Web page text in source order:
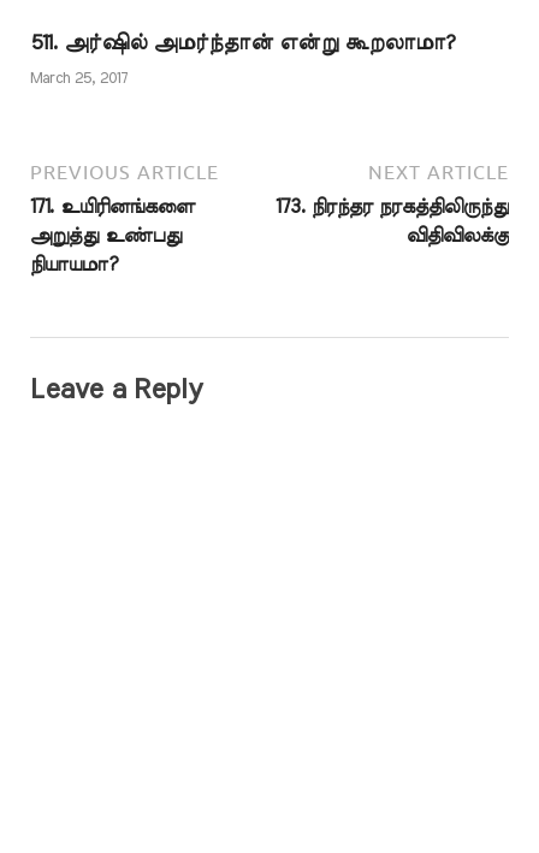
ஆக்கியுள்ளனர். "நீ
பூமியில் அகந்தையுடன்
மலையின்…
511. அர்ஷில் அமர்ந்தான் என்று கூறலாமா?
March 25, 2017
PREVIOUS ARTICLE
171. உயிரினங்களை
அறுத்து உண்பது
நியாயமா?
NEXT ARTICLE
173. நிரந்தர நரகத்திலிருந்து
விதிவிலக்கு
Leave a Reply